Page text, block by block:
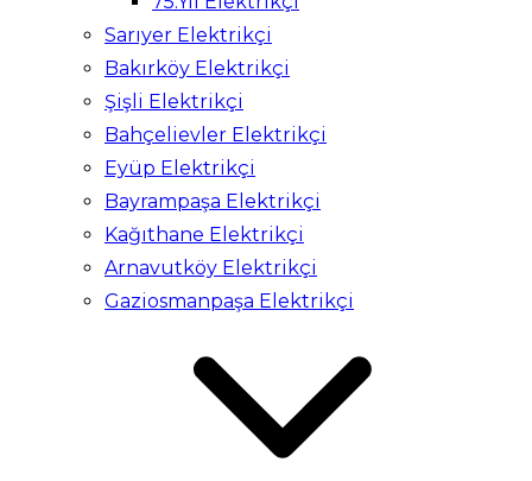
Sarıyer Elektrikçi
Bakırköy Elektrikçi
Şişli Elektrikçi
Bahçelievler Elektrikçi
Eyüp Elektrikçi
Bayrampaşa Elektrikçi
Kağıthane Elektrikçi
Arnavutköy Elektrikçi
Gaziosmanpaşa Elektrikçi